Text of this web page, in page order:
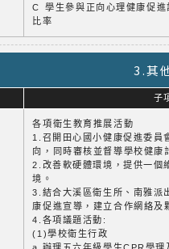
C 學生參與正向心理健康促進
比率
3.其
子
各項衛生教育推展活動
1.召開田心國小健康促進委員
向，同時審核並督導學校健康
2.改善軟硬體環境，提供一個
境。
3.結合大溪區衛生所、南雅派
康促進宣導，建立合作網絡及
4.各項議題活動:
(1)學校衛生行政